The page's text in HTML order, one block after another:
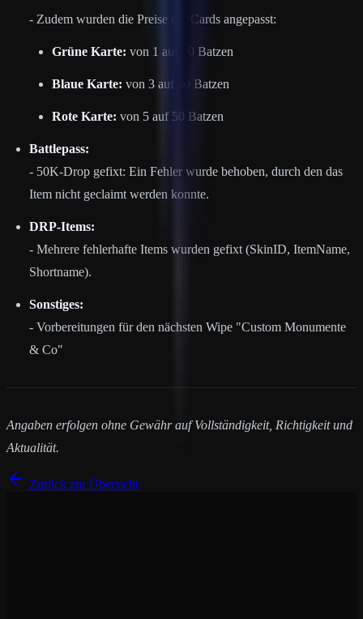
- Zudem wurden die Preise der Cards angepasst:
Grüne Karte: von 1 auf 10 Batzen
Blaue Karte: von 3 auf 30 Batzen
Rote Karte: von 5 auf 50 Batzen
Battlepass:
- 50K-Drop gefixt: Ein Fehler wurde behoben, durch den das
Item nicht geclaimt werden konnte.
DRP-Items:
- Mehrere fehlerhafte Items wurden gefixt (SkinID, ItemName,
Shortname).
Sonstiges:
- Vorbereitungen für den nächsten Wipe "Custom Monumente
& Co"
Angaben erfolgen ohne Gewähr auf Vollständigkeit, Richtigkeit und
Aktualität.
Zurück zur Übersicht